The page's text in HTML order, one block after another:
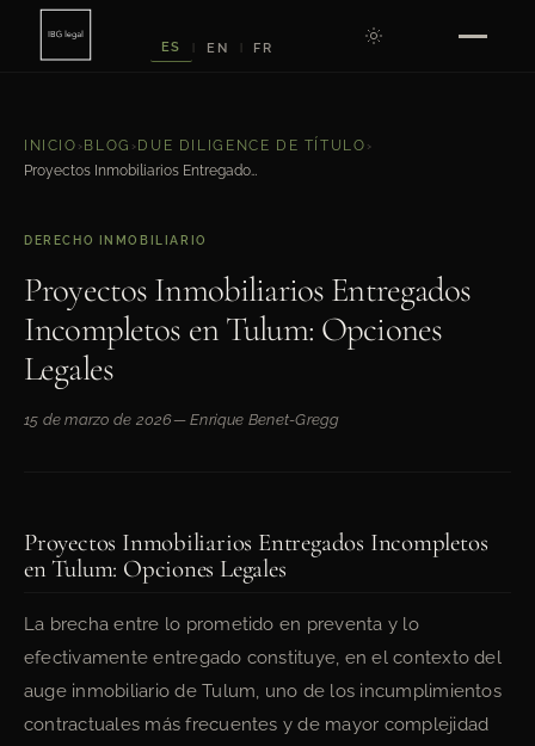
ES EN FR
INICIO › BLOG › DUE DILIGENCE DE TÍTULO ›
Proyectos Inmobiliarios Entregados Incompletos en Tulum: Opciones Legales
DERECHO INMOBILIARIO
Proyectos Inmobiliarios Entregados
Incompletos en Tulum: Opciones
Legales
15 de marzo de 2026— Enrique Benet-Gregg
Proyectos Inmobiliarios Entregados Incompletos
en Tulum: Opciones Legales
La brecha entre lo prometido en preventa y lo
efectivamente entregado constituye, en el contexto del
auge inmobiliario de Tulum, uno de los incumplimientos
contractuales más frecuentes y de mayor complejidad